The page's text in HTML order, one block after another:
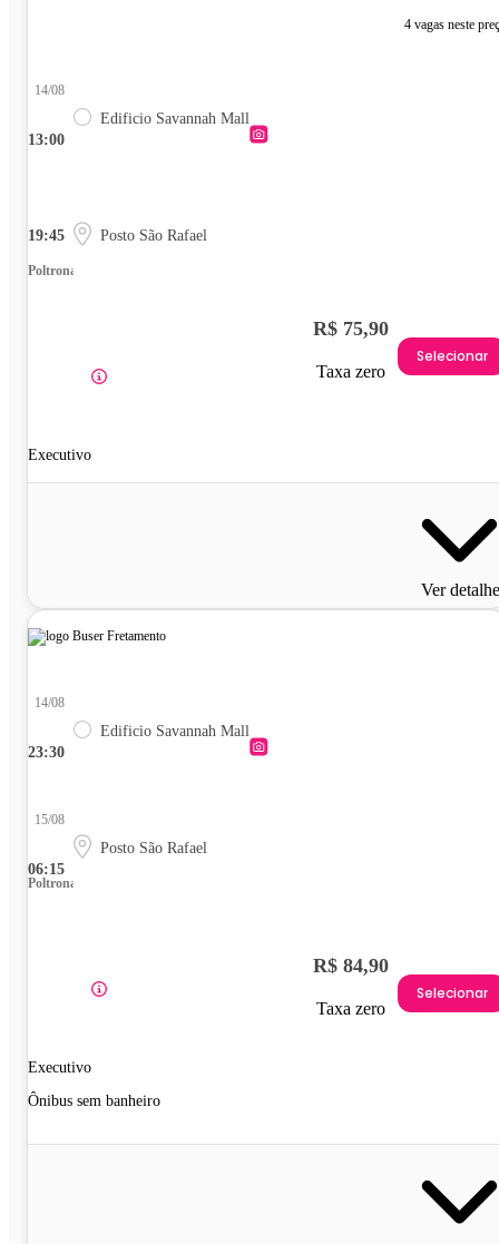
4 vagas neste
13:00
14/08
Edificio Savannah Mall
19:45 Posto São Rafael
Poltrona
Executivo
R$ 75,90
Taxa zero
Selecionar
Ver
23:30
14/08
Edificio Savannah Mall
06:15
15/08
Posto São Rafael
Poltrona
Executivo
Ônibus sem banheiro
R$ 84,90
Taxa zero
Selecionar